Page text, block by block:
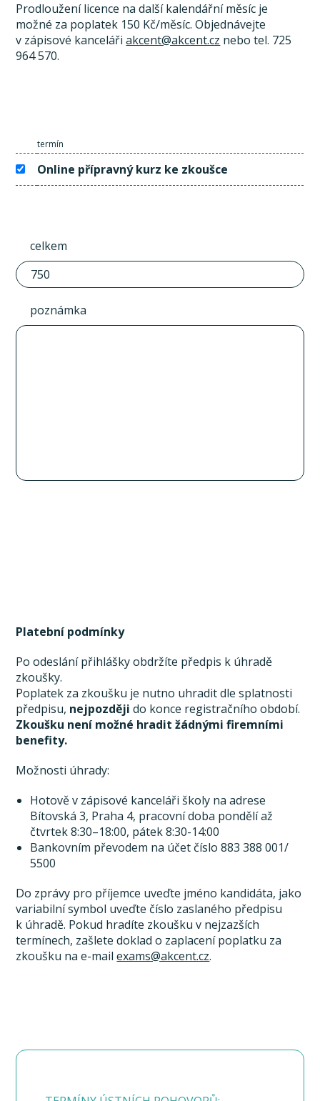
Prodloužení licence na další kalendářní měsíc je
možné za poplatek 150 Kč/měsíc. Objednávejte
v zápisové kancelářiakcent@akcent.cz nebo tel. 725
964 570.
termín
Online přípravný kurz ke zkoušce
celkem
poznámka
Platební podmínky
Po odeslání přihlášky obdržíte předpis k úhradě
zkoušky.
Poplatek za zkoušku je nutno uhradit dle splatnosti
předpisu, nejpozději do konce registračního období.
Zkoušku není možné hradit žádnými firemními
benefity.
Možnosti úhrady:
Hotově v zápisové kanceláři školy na adrese
Bítovská 3, Praha 4, pracovní doba pondělí až
čtvrtek 8:30–18:00, pátek 8:30-14:00
Bankovním převodem na účet číslo 883 388 001/
5500
Do zprávy pro příjemce uveďte jméno kandidáta, jako
variabilní symbol uveďte číslo zaslaného předpisu
k úhradě. Pokud hradíte zkoušku v nejzazších
termínech, zašlete doklad o zaplacení poplatku za
zkoušku na e-mailexams@akcent.cz.